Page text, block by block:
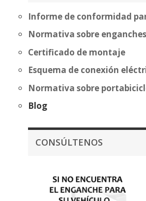
Informe de conformidad
Normativa sobre enganches
Certificado de montaje
Esquema de conexión
Normativa sobre
Blog
CONSÚLTENOS